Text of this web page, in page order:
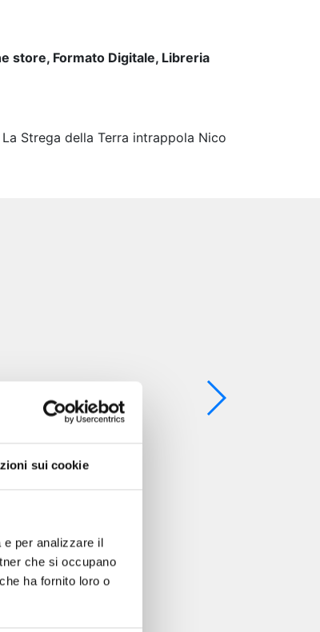
sui cookie
e per analizzare il
che si occupano
ha fornito loro o
store, Formato Digitale, Libreria
Strega della Terra intrappola Nico